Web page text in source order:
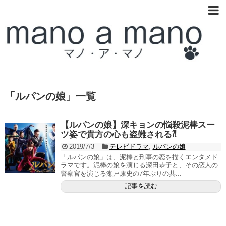
「 ルパンの娘 」 一覧
【ルパンの娘】深キョンの悩殺泥棒スー
ツ姿で貴方の心も盗難される⁈
2019/7/3 テレビドラマ
ルパンの娘
「ルパンの娘」は、泥棒と刑事の恋を描くエンタメド
ラマです。泥棒の娘を演じる深田恭子と、その恋人の
警察官を演じる瀬戸康史の7年ぶりの共...
記事を読む